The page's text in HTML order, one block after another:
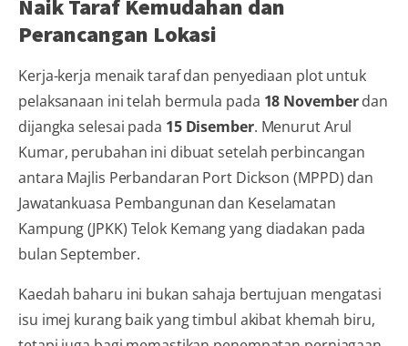
Naik Taraf Kemudahan dan
Perancangan Lokasi
Kerja-kerja menaik taraf dan penyediaan plot untuk
pelaksanaan ini telah bermula pada 18 Novemberdan
dijangka selesai pada 15 Disember. Menurut Arul
Kumar, perubahan ini dibuat setelah perbincangan
antara Majlis Perbandaran Port Dickson (MPPD) dan
Jawatankuasa Pembangunan dan Keselamatan
Kampung (JPKK) Telok Kemang yang diadakan pada
bulan September.
Kaedah baharu ini bukan sahaja bertujuan mengatasi
isu imej kurang baik yang timbul akibat khemah biru,